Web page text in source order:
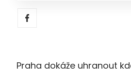
Praha dokáže uhranout